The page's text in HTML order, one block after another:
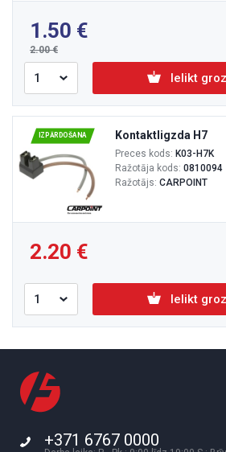
1.50
2.00
Ielikt
IZPĀRDOŠANA Kontaktligzda H7
Preces kods: K03-H7K
Ražotāja kods: 0810094
Ražotājs: CARPOINT
2.20
Ielikt
+371 6767 0000